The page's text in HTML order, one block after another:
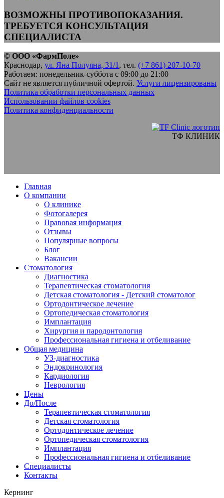
ВОЗМОЖНЫ ПРОТИВОПОКАЗАНИЯ.
ТРЕБУЕТСЯ КОНСУЛЬТАЦИЯ
СПЕЦИАЛИСТА
© ООО «ФармПоле»
Краснодар, ул. Яна Полуяна, 31/1 , тел. (+7 861) 207-10-70
Работаем: понедельник-суббота с 09:00 до 21:00
Сайт не является публичной офертой. Услуги лицензированы
Политика обработки персональных данных
Использовании файлов cookies
Политика конфиденциальности
ТФ КЛИНИК
Главная
О компании
О клинике
Фотогалерея
Правовая информация
Отзывы
Популярные вопросы
Блог
Вакансии
Стоматология
Диагностика
Терапевтическая стоматология
Детская стоматология - Детский стоматолог
Ортодонтическое лечение
Ортопедическая стоматология
Имплантация
Хирургия и пародонтология
Профессиональная гигиена и отбеливание
Общая медицина
УЗ-диагностика
Эндокринология
Кардиология
Неврология
Цены
До/После
Терапевтическая стоматология
Детская стоматология
Ортодонтическое лечение
Ортопедическая стоматология
Имплантация
Профессиональная гигиена и отбеливание
Специалисты
Контакты
Кернинг